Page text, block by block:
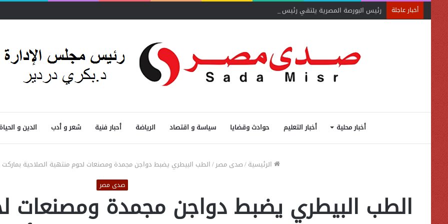
أخبار عاجلة رئيس البورصة المصرية يلتقي رئيس جهاز التمثيل التجاري
أخبار محلية أخبار التعليم حوادث وقضايا سياسة و اقتصاد الرياضة أحبار فنية شعر و أدب الدين و الحياة
الرئيسية/صدى مصر/الطب البيطري يضبط دواجن مجمدة ومصنعات لحوم منتهية الصلاحية
صدى مصر
الطب البيطري يضبط دواجن مجمدة ومصنعات